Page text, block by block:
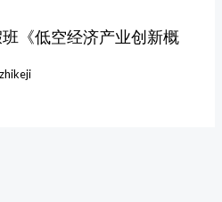
《低空经济产业创新概